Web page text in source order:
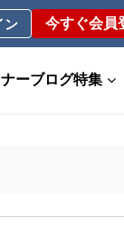
ン 今すぐ会員
ーブログ特集